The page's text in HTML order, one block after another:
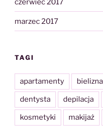
czerwiec 2017
marzec 2017
TAGI
apartamenty bielizna
dentysta depilacja
kosmetyki makijaż